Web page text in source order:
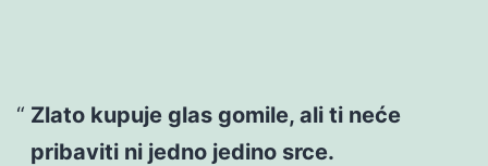
Zlato kupuje glas gomile, ali ti neće
pribaviti ni jedno jedino srce.